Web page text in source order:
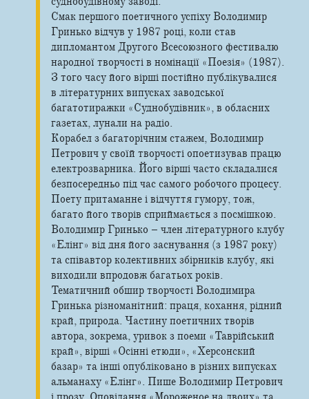
Смак першого поетичного успіху Володимир
Гринько відчув у 1987 році, коли став
дипломантом Другого Всесоюзного фестивалю
народної творчості в номінації «Поезія» (1987).
З того часу його вірші постійно публікувалися
в літературних випусках заводської
багатотиражки «Суднобудівник», в обласних
газетах, лунали на радіо.
Корабел з багаторічним стажем, Володимир
Петрович у своїй творчості опоетизував працю
електрозварника. Його вірші часто складалися
безпосередньо під час самого робочого процесу.
Поету притаманне і відчуття гумору, тож,
багато його творів сприймається з посмішкою.
Володимир Гринько – член літературного клубу
«Елінг» від дня його заснування (з 1987 року)
та співавтор колективних збірників клубу, які
виходили впродовж багатьох років.
Тематичний обшир творчості Володимира
Гринька різноманітний: праця, кохання, рідний
край, природа. Частину поетичних творів
автора, зокрема, уривок з поеми «Таврійський
край», вірші «Осінні етюди», «Херсонский
базар» та інші опубліковано в різних випусках
альманаху «Елінг». Пише Володимир Петрович